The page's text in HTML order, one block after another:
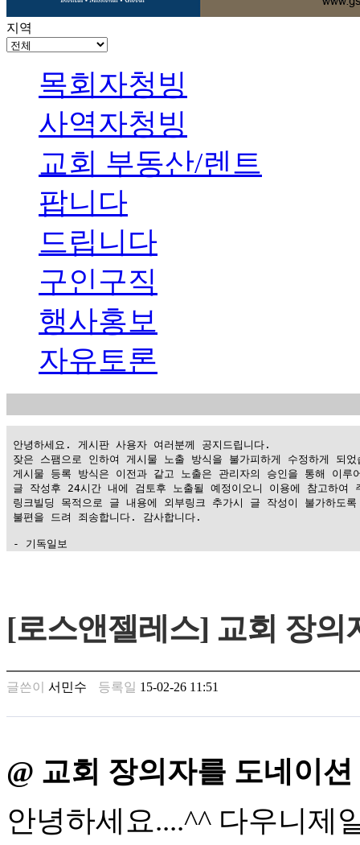
지역
목회자청빙
사역자청빙
교회 부동산/렌트
팝니다
드립니다
구인구직
행사홍보
자유토론
안녕하세요. 게시판 사용자 여러분께 공지드립니다.
잦은 스팸으로 인하여 게시물 노출 방식을 불가피하게 수정하게 되었
게시물 등록 방식은 이전과 같고 노출은 관리자의 승인을 통해 이루
글 작성후 24시간 내에 검토후 노출될 예정이오니 이용에 참고하여
링크빌딩 목적으로 글 내용에 외부링크 추가시 글 작성이 불가하도
불편을 드려 죄송합니다. 감사합니다.
- 기독일보
남
찾
은
꼴
크
넷
주
minky
합
[로스앤젤레스] 교회 장
글쓴이 서민수 등록일 15-02-26 11:51
@ 교회 장의자를 도네이션
안녕하세요....^^ 다우니제